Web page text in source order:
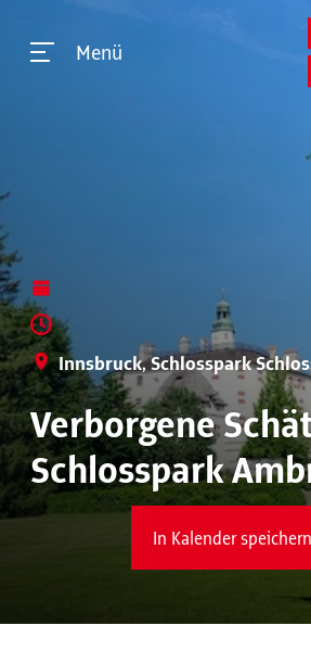
Menü
Innsbruck, Schlosspark
Verborgene
Schlosspark
In Kalender speichern